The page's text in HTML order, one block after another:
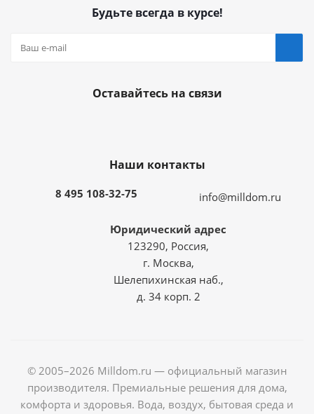
Будьте всегда в курсе!
Оставайтесь на связи
Наши контакты
8 495 108-32-75 info@milldom.ru
Юридический адрес
123290, Россия,
г. Москва,
Шелепихинская наб.,
д. 34 корп. 2
© 2005–2026 Milldom.ru — официальный магазин
производителя. Премиальные решения для дома,
комфорта и здоровья. Вода, воздух, бытовая среда и